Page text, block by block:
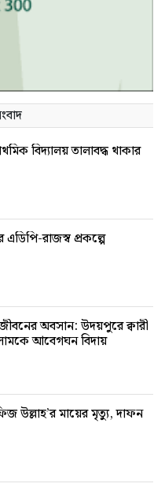
বিদ্যালয় তালাবদ্ধ থাকার
রাজস্ব প্রকল্পে
অবসান: উদয়পুরে ক্বারী
আবেগঘন বিদায়
উল্লাহ’র মায়ের মৃত্যু, দাফন